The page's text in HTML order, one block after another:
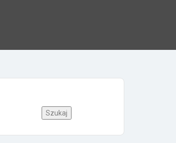
Szukaj